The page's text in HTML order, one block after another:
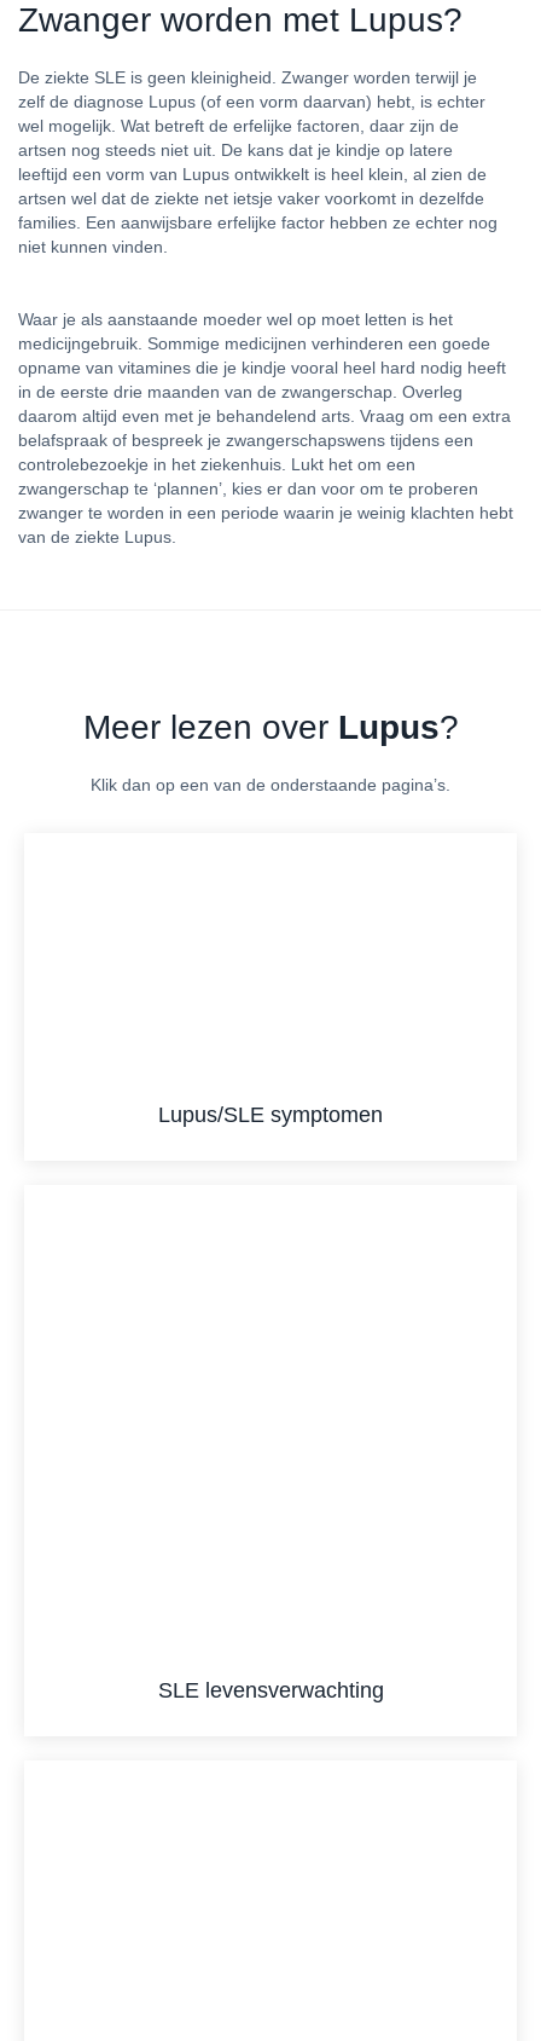
Zwanger worden met Lupus?
De ziekte SLE is geen kleinigheid. Zwanger worden terwijl je
zelf de diagnose Lupus (of een vorm daarvan) hebt, is echter
wel mogelijk. Wat betreft de erfelijke factoren, daar zijn de
artsen nog steeds niet uit. De kans dat je kindje op latere
leeftijd een vorm van Lupus ontwikkelt is heel klein, al zien de
artsen wel dat de ziekte net ietsje vaker voorkomt in dezelfde
families. Een aanwijsbare erfelijke factor hebben ze echter nog
niet kunnen vinden.
Waar je als aanstaande moeder wel op moet letten is het
medicijngebruik. Sommige medicijnen verhinderen een goede
opname van vitamines die je kindje vooral heel hard nodig heeft
in de eerste drie maanden van de zwangerschap. Overleg
daarom altijd even met je behandelend arts. Vraag om een extra
belafspraak of bespreek je zwangerschapswens tijdens een
controlebezoekje in het ziekenhuis. Lukt het om een
zwangerschap te ‘plannen’, kies er dan voor om te proberen
zwanger te worden in een periode waarin je weinig klachten hebt
van de ziekte Lupus.
Meer lezen over Lupus?
Klik dan op een van de onderstaande pagina’s.
Lupus/SLE symptomen
SLE levensverwachting